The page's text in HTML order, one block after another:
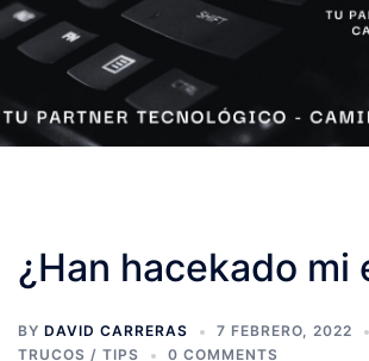
¿Han hacekado mi
BY DAVID CARRERAS
7 FEBRERO, 2022
TRUCOS / TIPS
0 COMMENTS